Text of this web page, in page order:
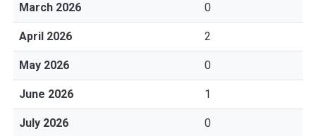
March 2026 0
April 2026 2
May 2026 0
June 2026 1
July 2026 0